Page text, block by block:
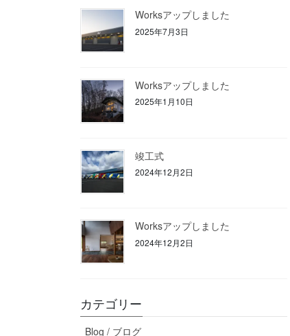
Worksアップしました
2025年7月3日
Worksアップしました
2025年1月10日
竣工式
2024年12月2日
Worksアップしました
2024年12月2日
カテゴリー
Blog / ブログ